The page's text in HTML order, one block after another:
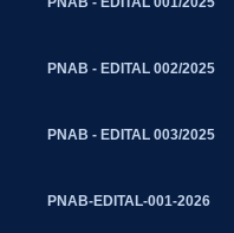
PNAB - EDITAL 002/2025
PNAB - EDITAL 003/2025
PNAB-EDITAL-001-2026